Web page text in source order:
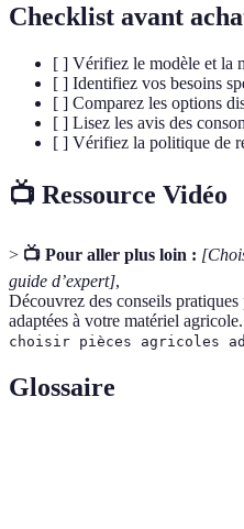
Checklist avant
[ ] Vérifiez le modèle et la
[ ] Identifiez vos besoins
[ ] Comparez les options
[ ] Lisez les avis des
[ ] Vérifiez la politique de
📺 Ressource Vidéo
> 📺 Pour aller plus loin :
guide d’expert],
Découvrez des conseils
adaptées à votre matériel
choisir pièces agricoles
Glossaire